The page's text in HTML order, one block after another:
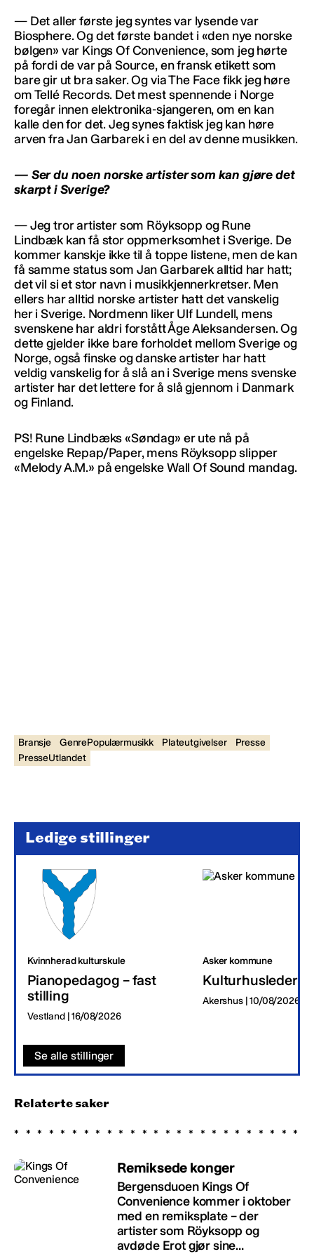
— Det aller første jeg syntes var lysende var
Biosphere. Og det første bandet i «den nye norske
bølgen» var Kings Of Convenience, som jeg hørte
på fordi de var på Source, en fransk etikett som
bare gir ut bra saker. Og via The Face fikk jeg høre
om Tellé Records. Det mest spennende i Norge
foregår innen elektronika-sjangeren, om en kan
kalle den for det. Jeg synes faktisk jeg kan høre
arven fra Jan Garbarek i en del av denne musikken.
— Ser du noen norske artister som kan gjøre det
skarpt i Sverige?
— Jeg tror artister som Röyksopp og Rune
Lindbæk kan få stor oppmerksomhet i Sverige. De
kommer kanskje ikke til å toppe listene, men de kan
få samme status som Jan Garbarek alltid har hatt;
det vil si et stor navn i musikkjennerkretser. Men
ellers har alltid norske artister hatt det vanskelig
her i Sverige. Nordmenn liker Ulf Lundell, mens
svenskene har aldri forstått Åge Aleksandersen. Og
dette gjelder ikke bare forholdet mellom Sverige og
Norge, også finske og danske artister har hatt
veldig vanskelig for å slå an i Sverige mens svenske
artister har det lettere for å slå gjennom i Danmark
og Finland.
PS! Rune Lindbæks «Søndag» er ute nå på
engelske Repap/Paper, mens Röyksopp slipper
«Melody A.M.» på engelske Wall Of Sound mandag.
Bransje GenrePopulærmusikk Plateutgivelser
Presse
PresseUtlandet
Ledige stillinger
Kvinnherad kulturskule
Pianopedagog – fast
stilling
Vestland | 16/08/2026
Asker kommune
Kulturhusleder
Akershus | 10/08/2026
Se alle stillinger
Relaterte saker
Remiksede konger
Bergensduoen Kings Of
Convenience kommer i oktober
med en remiksplate – der
artister som Röyksopp og
avdøde Erot gjør sine...